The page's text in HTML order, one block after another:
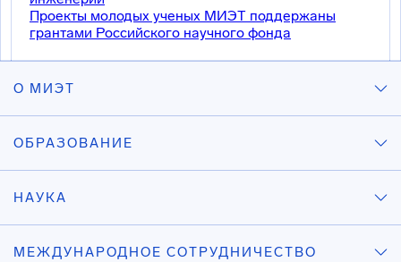
Проекты молодых ученых МИЭТ поддержаны
грантами Российского научного фонда
О МИЭТ
ОБРАЗОВАНИЕ
НАУКА
МЕЖДУНАРОДНОЕ СОТРУДНИЧЕСТВО